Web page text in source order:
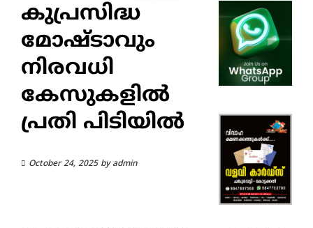
കുപ്രസിദ്ധ
മോഷ്ടാവും
നിരവധി
കേസുകളില്‍
പ്രതി പിടിയില്‍
October 24, 2025by admin